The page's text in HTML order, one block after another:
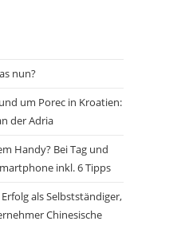
nun?
um Porec in Kroatien:
der Adria
Handy? Bei Tag und
inkl. 6 Tipps
als Selbstständiger,
Chinesische